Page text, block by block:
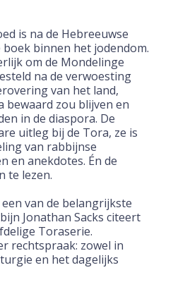
is na de Hebreeuwse
binnen het jodendom.
om de Mondelinge
na de verwoesting
van het land,
zou blijven en
in de diaspora. De
uitleg bij de Tora, ze is
van rabbijnse
en anekdotes. Én de
te lezen.
van de belangrijkste
Jonathan Sacks citeert
Toraserie.
rechtspraak: zowel in
en het dagelijks